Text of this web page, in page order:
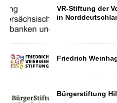
VR-Stiftung der
in
Friedrich
Bürgerstiftung